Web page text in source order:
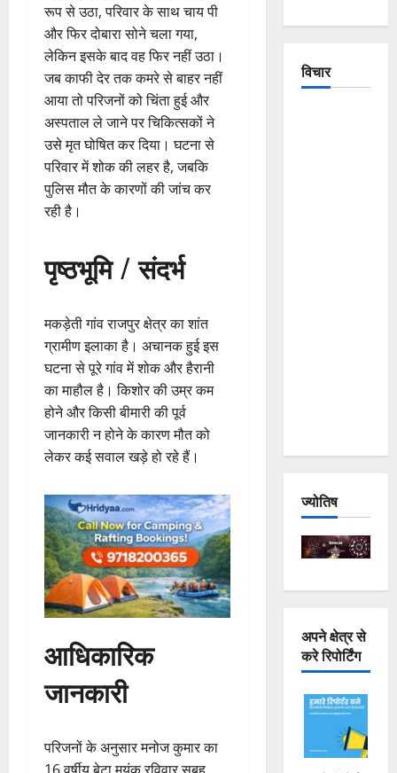
रूप से उठा, परिवार के साथ चाय पी
और फिर दोबारा सोने चला गया,
लेकिन इसके बाद वह फिर नहीं उठा।
जब काफी देर तक कमरे से बाहर नहीं
आया तो परिजनों को चिंता हुई और
अस्पताल ले जाने पर चिकित्सकों ने
उसे मृत घोषित कर दिया। घटना से
परिवार में शोक की लहर है, जबकि
पुलिस मौत के कारणों की जांच कर
रही है।
पृष्ठभूमि / संदर्भ
मकड़ेती गांव राजपुर क्षेत्र का शांत
ग्रामीण इलाका है। अचानक हुई इस
घटना से पूरे गांव में शोक और हैरानी
का माहौल है। किशोर की उम्र कम
होने और किसी बीमारी की पूर्व
जानकारी न होने के कारण मौत को
लेकर कई सवाल खड़े हो रहे हैं।
आधिकारिक
जानकारी
परिजनों के अनुसार मनोज कुमार का
विचार
ज्योतिष
अपने क्षेत्र से
करे रिपोर्टिंग